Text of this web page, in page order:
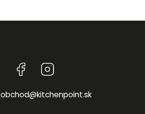
Facebook
obchod@kitchenpoint.sk